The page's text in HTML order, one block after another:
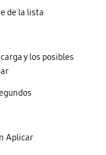
de la lista
y los posibles
Aplicar